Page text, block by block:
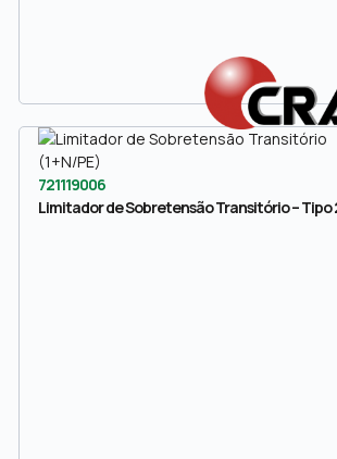
721119006
Limitador de Sobretensão Transitório – Tipo